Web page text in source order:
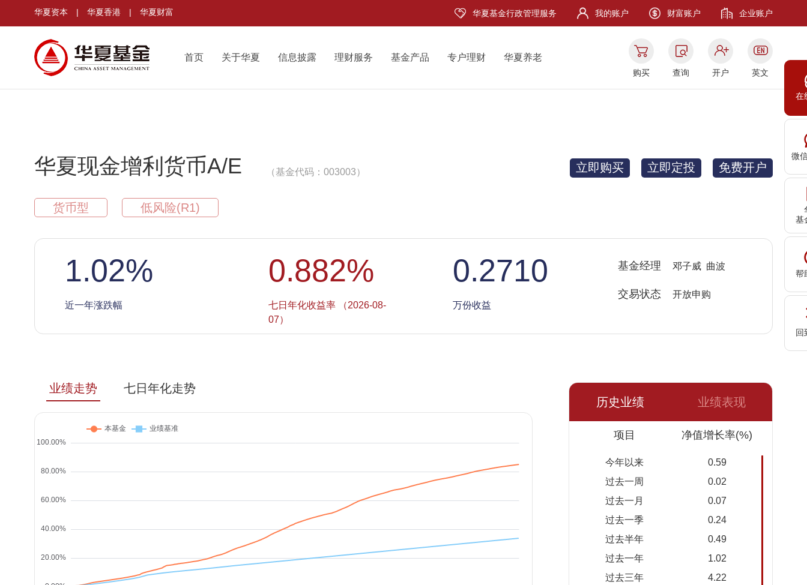
在
微
基
帮
回
华夏资本 | 华夏香港 | 华夏财富 华夏基金行政管理服务 我的账户 财富账户 企业账户
首页 关于华夏 信息披露 理财服务 基金产品 专户理财 华夏养老
购买 查询 开户 英文
华夏现金增利货币A/E （基金代码：003003）
货币型 低风险(R1)
立即购买 立即定投 免费开户
1.02%
近一年涨跌幅
0.882%
七日年化收益率 （2026-08-
07）
0.2710
万份收益
基金经理 邓子威 曲波
交易状态 开放申购
业绩走势
七日年化走势
历史业绩
业绩表现
项目 净值增长率(%)
今年以来
0.59
过去一周
0.02
过去一月
0.07
过去一季
0.24
过去半年
0.49
过去一年
1.02
过去三年
4.22
七日年
万份收
2026-
0.882%
08-06
2026-
08-05
0.857%
2026-
0.853%